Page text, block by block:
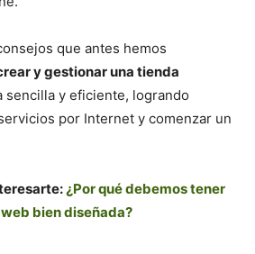
que antes hemos
y gestionar una tienda
sencilla y eficiente, logrando
por Internet y comenzar un
¿Por qué debemos tener
bien diseñada?